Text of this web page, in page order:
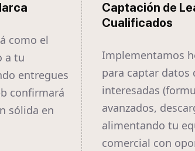
como el
a tu
entregues
confirmará
sólida en
Captación de
Cualificados
Implementamos
para captar datos
interesadas
avanzados,
alimentando tu
comercial con